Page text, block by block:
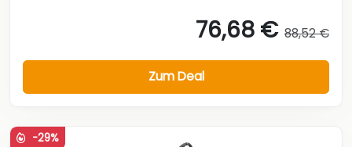
76,68 € 88,52 €
Zum Deal
-29%